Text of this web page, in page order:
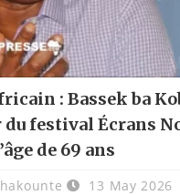
: Bassek ba
festival Écrans
de 69 ans
13 May 2026